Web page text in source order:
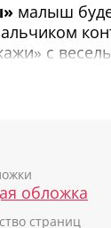
малыш
с
идеально
брать с
обложка
страниц